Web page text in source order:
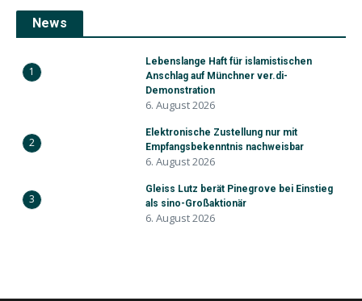
News
1
Lebenslange Haft für islamistischen
Anschlag auf Münchner ver.di-
Demonstration
6. August 2026
2
Elektronische Zustellung nur mit
Empfangsbekenntnis nachweisbar
6. August 2026
3
Gleiss Lutz berät Pinegrove bei Einstieg
als sino-Großaktionär
6. August 2026